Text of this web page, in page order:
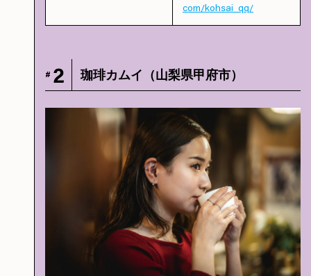
com/kohsai_qq/
# 2 珈琲カムイ（山梨県甲府市）